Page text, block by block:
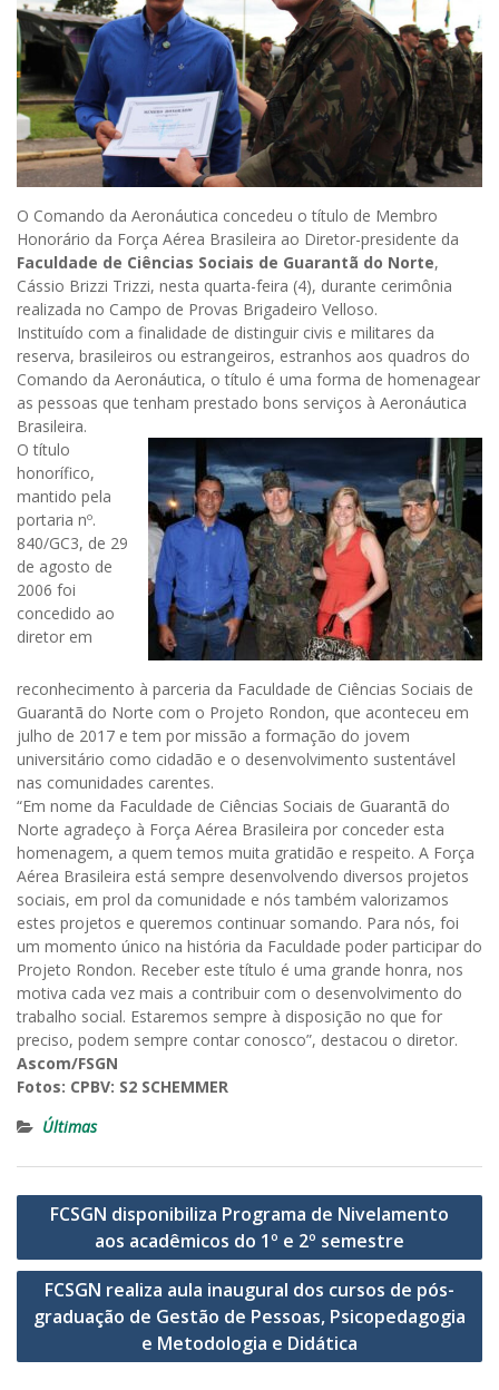
O Comando da Aeronáutica concedeu o título de Membro
Honorário da Força Aérea Brasileira ao Diretor-presidente da
Faculdade de Ciências Sociais de Guarantã do Norte,
Cássio Brizzi Trizzi, nesta quarta-feira (4), durante cerimônia
realizada no Campo de Provas Brigadeiro Velloso.
Instituído com a finalidade de distinguir civis e militares da
reserva, brasileiros ou estrangeiros, estranhos aos quadros do
Comando da Aeronáutica, o título é uma forma de homenagear
as pessoas que tenham prestado bons serviços à Aeronáutica
Brasileira.
O título
honorífico,
mantido pela
portaria nº.
840/GC3, de 29
de agosto de
2006 foi
concedido ao
diretor em
reconhecimento à parceria da Faculdade de Ciências Sociais de
Guarantã do Norte com o Projeto Rondon, que aconteceu em
julho de 2017 e tem por missão a formação do jovem
universitário como cidadão e o desenvolvimento sustentável
nas comunidades carentes.
“Em nome da Faculdade de Ciências Sociais de Guarantã do
Norte agradeço à Força Aérea Brasileira por conceder esta
homenagem, a quem temos muita gratidão e respeito. A Força
Aérea Brasileira está sempre desenvolvendo diversos projetos
sociais, em prol da comunidade e nós também valorizamos
estes projetos e queremos continuar somando. Para nós, foi
um momento único na história da Faculdade poder participar do
Projeto Rondon. Receber este título é uma grande honra, nos
motiva cada vez mais a contribuir com o desenvolvimento do
trabalho social. Estaremos sempre à disposição no que for
preciso, podem sempre contar conosco”, destacou o diretor.
Ascom/FSGN
Fotos: CPBV: S2 SCHEMMER
Últimas
Navegação
Post
FCSGN disponibiliza Programa de Nivelamento
aos acadêmicos do 1º e 2º semestre
FCSGN realiza aula inaugural dos cursos de pós-
graduação de Gestão de Pessoas, Psicopedagogia
e Metodologia e Didática